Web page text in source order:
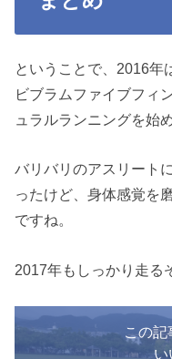
ということで、2016年
ビブラムファイブフィ
ュラルランニングを始
バリバリのアスリート
ったけど、身体感覚を
ですね。
2017年もしっかり走る
この記
い